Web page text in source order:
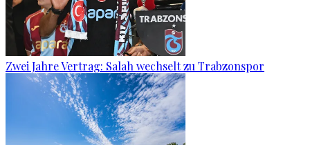
Zwei Jahre Vertrag: Salah wechselt zu Trabzonspor